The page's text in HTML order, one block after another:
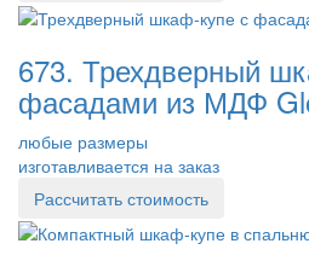
673. Трехдверный
фасадами из МДФ
любые размеры
изготавливается на заказ
Рассчитать стоимость